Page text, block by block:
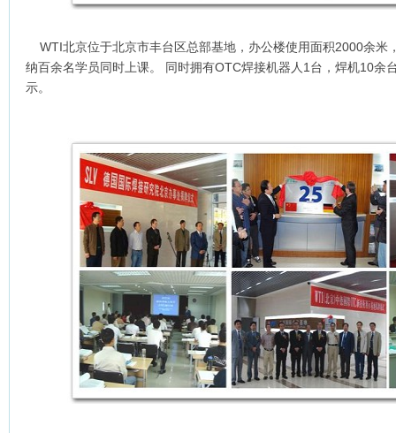
WTI北京位于北京市丰台区总部基地，办公楼使用面积2000余米
纳百余名学员同时上课。 同时拥有OTC焊接机器人1台，焊机10余
示。